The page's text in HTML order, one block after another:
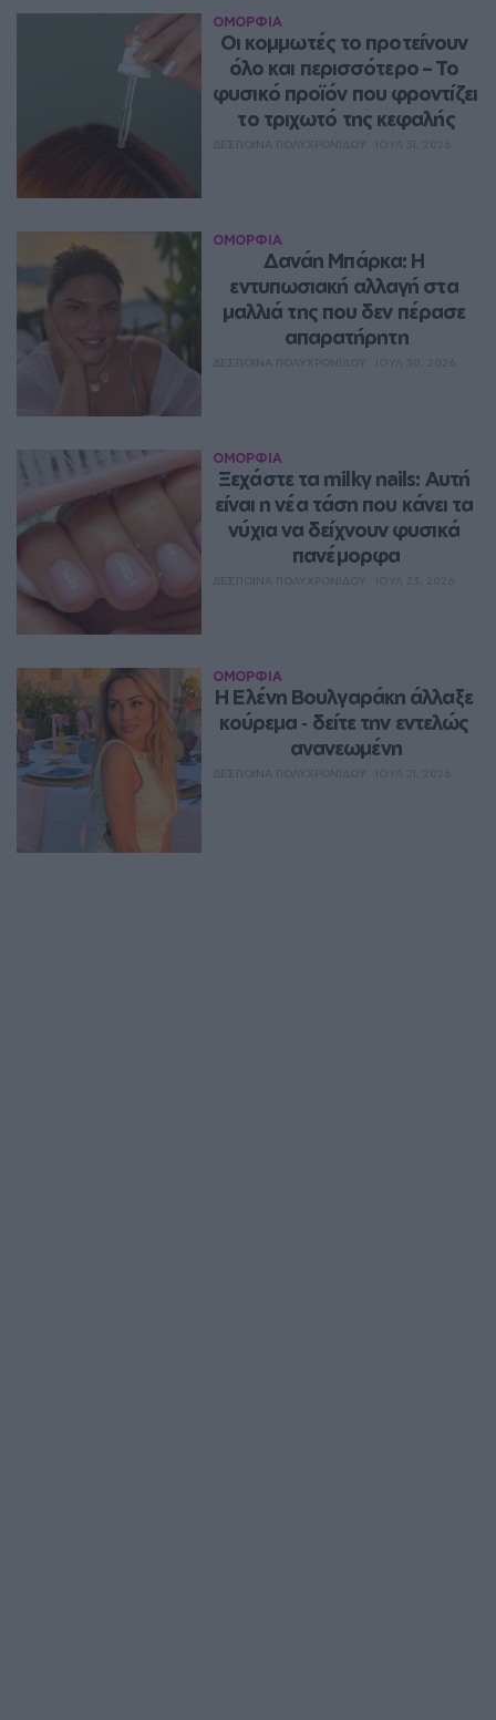
ΟΜΟΡΦΙΑ
Οι κομμωτές το προτείνουν
όλο και περισσότερο – Το
φυσικό προϊόν που φροντίζει
το τριχωτό της κεφαλής
ΟΜΟΡΦΙΑ
Δανάη Μπάρκα: Η
εντυπωσιακή αλλαγή στα
μαλλιά της που δεν πέρασε
απαρατήρητη
ΟΜΟΡΦΙΑ
Ξεχάστε τα milky nails: Αυτή
είναι η νέα τάση που κάνει τα
νύχια να δείχνουν φυσικά
πανέμορφα
ΟΜΟΡΦΙΑ
Η Ελένη Βουλγαράκη άλλαξε
κούρεμα ‑ δείτε την εντελώς
ανανεωμένη